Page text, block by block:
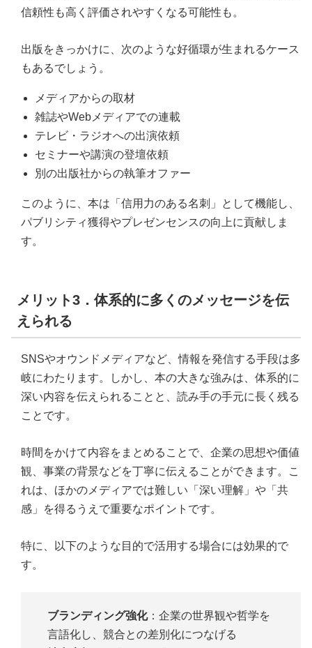
信頼性も高く評価されやすくなる可能性も。
出版をきっかけに、次のような好循環が生まれるケース
もあるでしょう。
メディアからの取材
雑誌やWebメディアでの連載
テレビ・ラジオへの出演依頼
セミナーや講演の登壇依頼
別の出版社からの執筆オファー
このように、本は「信用力のある名刺」として機能し、
パブリシティ獲得やプレゼンセンスの向上に貢献しま
す。
メリット3．体系的に多くのメッセージを伝
えられる
SNSやオウンドメディアなど、情報を発信する手段は多
岐にわたります。しかし、本の大きな強みは、体系的に
深い内容を伝えられることと、読み手の手元に長く残る
ことです。
時間をかけて内容をまとめることで、企業の思想や価値
観、事業の背景などを丁寧に伝えることができます。こ
れは、ほかのメディアでは難しい「深い理解」や「共
感」を得るうえで重要なポイントです。
特に、以下のような目的で活用する場合には効果的で
す。
ブランディング強化：企業の世界観や哲学を
言語化し、競合との差別化につなげる